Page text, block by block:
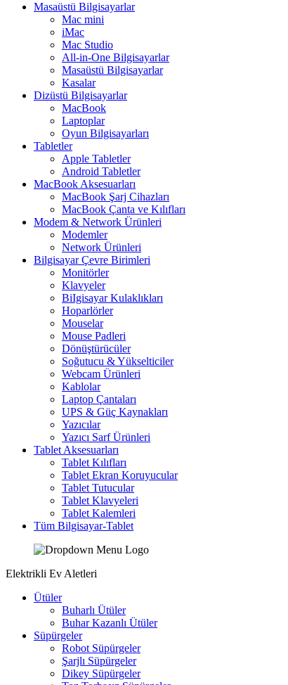
Masaüstü Bilgisayarlar
Mac mini
iMac
Mac Studio
All-in-One Bilgisayarlar
Masaüstü Bilgisayarlar
Kasalar
Dizüstü Bilgisayarlar
MacBook
Laptoplar
Oyun Bilgisayarları
Tabletler
Apple Tabletler
Android Tabletler
MacBook Aksesuarları
MacBook Şarj Cihazları
MacBook Çanta ve Kılıfları
Modem & Network Ürünleri
Modemler
Network Ürünleri
Bilgisayar Çevre Birimleri
Monitörler
Klavyeler
BiIgisayar Kulaklıkları
Hoparlörler
Mouselar
Mouse Padleri
Dönüştürücüler
Soğutucu & Yükselticiler
Webcam Ürünleri
Kablolar
Laptop Çantaları
UPS & Güç Kaynakları
Yazıcılar
Yazıcı Sarf Ürünleri
Tablet Aksesuarları
Tablet Kılıfları
Tablet Ekran Koruyucular
Tablet Tutucular
Tablet Klavyeleri
Tablet Kalemleri
Tüm Bilgisayar-Tablet
Elektrikli Ev Aletleri
Ütüler
Buharlı Ütüler
Buhar Kazanlı Ütüler
Süpürgeler
Robot Süpürgeler
Şarjlı Süpürgeler
Dikey Süpürgeler